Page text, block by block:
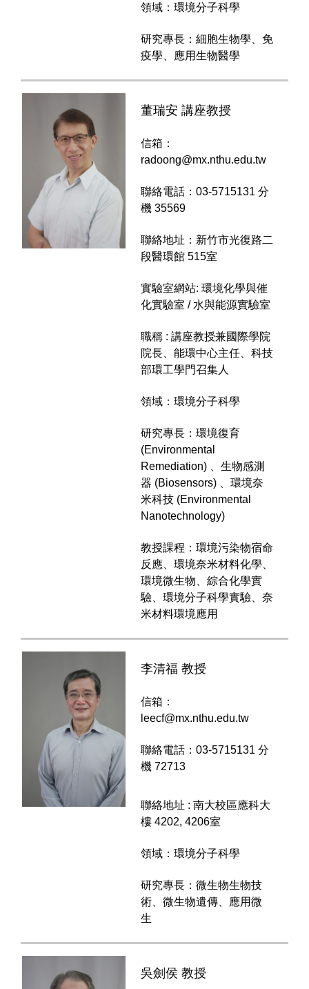
領域：環境分子科學
研究專長：細胞生物學、免
疫學、應用生物醫學
董瑞安 講座教授
信箱：
radoong@mx.nthu.edu.tw
聯絡電話：03-5715131 分
機 35569
聯絡地址：新竹市光復路二
段醫環館 515室
實驗室網站: 環境化學與催
化實驗室 / 水與能源實驗室
職稱 : 講座教授兼國際學院
院長、能環中心主任、科技
部環工學門召集人
領域：環境分子科學
研究專長：環境復育
(Environmental
Remediation) 、生物感測
器 (Biosensors) 、環境奈
米科技 (Environmental
Nanotechnology)
教授課程：環境污染物宿命
反應、環境奈米材料化學、
環境微生物、綜合化學實
驗、環境分子科學實驗、奈
米材料環境應用
李清福 教授
信箱：
leecf@mx.nthu.edu.tw
聯絡電話：03-5715131 分
機 72713
聯絡地址 : 南大校區應科大
樓 4202, 4206室
領域：環境分子科學
研究專長：微生物生物技
術、微生物遺傳、應用微
生
吳劍侯 教授